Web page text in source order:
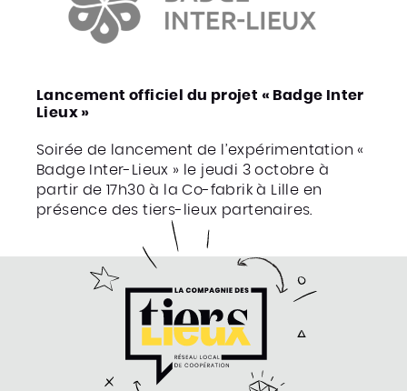
Lancement officiel du projet « Badge Inter
Lieux »
Soirée de lancement de l’expérimentation «
Badge Inter-Lieux » le jeudi 3 octobre à
partir de 17h30 à la Co-fabrik à Lille en
présence des tiers-lieux partenaires.